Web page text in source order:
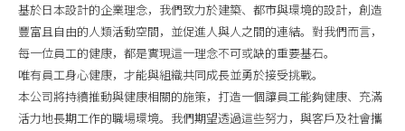
CORPORATE
CONTACT
基於日本設計的企業理念，我們致力於建築、都市與環境的設計，創造
豐富且自由的人類活動空間，並促進人與人之間的連結。對我們而言，
每一位員工的健康，都是實現這一理念不可或缺的重要基石。
唯有員工身心健康，才能與組織共同成長並勇於接受挑戰。
本公司將持續推動與健康相關的施策，打造一個讓員工能夠健康、充滿
活力地長期工作的職場環境。我們期望透過這些努力，與客戶及社會攜